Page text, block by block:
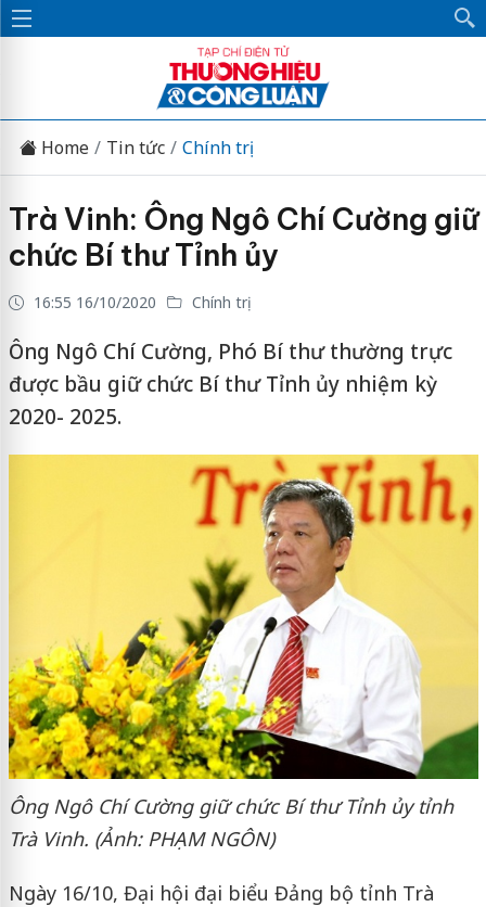
Home Tin tức Chính trị
Trà Vinh: Ông Ngô Chí Cường giữ
chức Bí thư Tỉnh ủy
16:55 16/10/2020 Chính trị
Ông Ngô Chí Cường, Phó Bí thư thường trực
được bầu giữ chức Bí thư Tỉnh ủy nhiệm kỳ
2020- 2025.
Ông Ngô Chí Cường giữ chức Bí thư Tỉnh ủy tỉnh
Trà Vinh. (Ảnh: PHẠM NGÔN)
Ngày 16/10, Đại hội đại biểu Đảng bộ tỉnh Trà